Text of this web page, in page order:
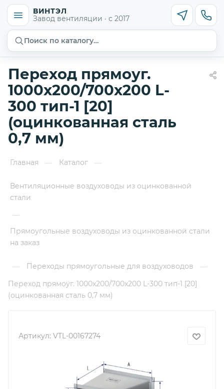
ВИНТЭЛ
Завод вентиляции · с 2017
Поиск по каталогу…
Переход прямоуг.
1000х200/700х200 L-
300 тип-1 [20]
(оцинкованная сталь
0,7 мм)
Главная — Каталог —
Вентиляционные воздуховоды из оцинкованной
стали
—
Прямоугольные воздуховоды из оцинкованной стали
на заказ
— Переходы прямоугольные для воздуховодов
—
Переход прямоуг. 1000х200/700х200 L-300 тип-1 [20]
(оцинкованная сталь 0,7 мм)
Артикул: VTL-00167274